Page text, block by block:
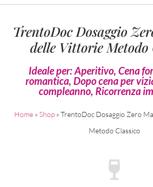
TrentoDoc Dosaggio
delle Vittorie Metodo
Ideale per:Aperitivo, Cena
romantica, Dopo cena per
compleanno, Ricorrenza
Home » Shop » TrentoDoc Dosaggio Zero
Metodo Classico